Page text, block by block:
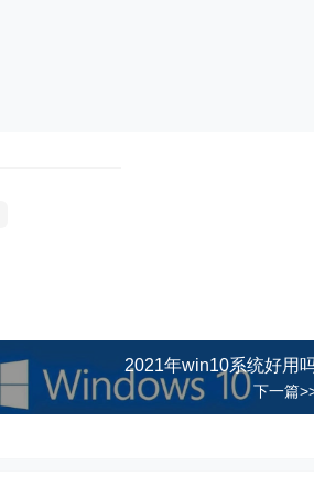
2021年win10系统好用
下一篇